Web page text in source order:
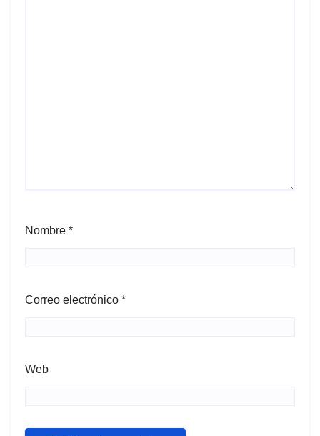
Nombre *
Correo electrónico *
Web